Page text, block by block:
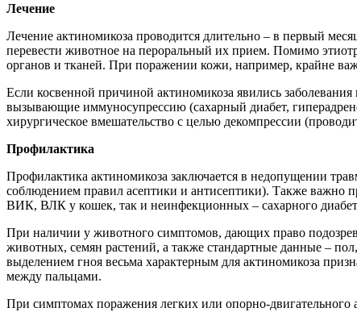
Лечение
Лечение актиномикоза проводится длительно – в первый
перевести животное на пероральный их прием. Помимо
органов и тканей. При поражении кожи, например, крайне
Если косвенной причиной актиномикоза явились заболевания
вызывающие иммуносупрессию (сахарный диабет,
хирургическое вмешательство с целью декомпрессии
Профилактика
Профилактика актиномикоза заключается в недопущении
соблюдением правил асептики и антисептики). Также важно
ВИК, ВЛК у кошек, так и неинфекционных – сахарного
При наличии у животного симптомов, дающих право
животных, семян растений, а также стандартные данные –
выделением гноя весьма характерным для актиномикоза
между пальцами.
При симптомах поражения легких или опорно-двигательного